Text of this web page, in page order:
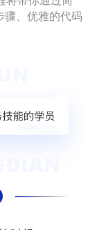
骤、优雅的代码